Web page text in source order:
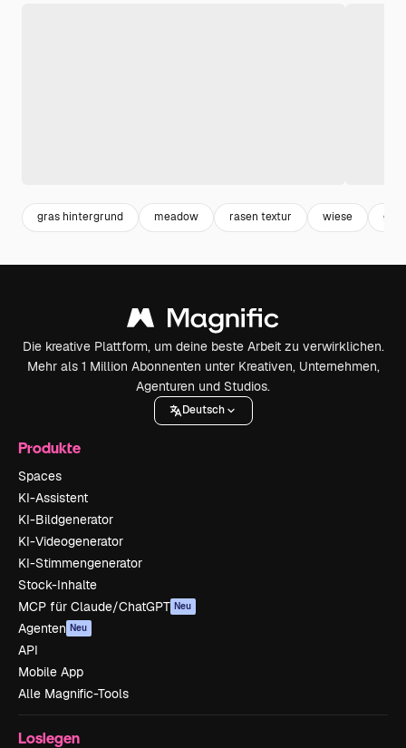
gras hintergrund meadow rasen textur wiese
Die kreative Plattform, um deine beste Arbeit zu verwirklichen.
Mehr als 1 Million Abonnenten unter Kreativen, Unternehmen,
Agenturen und Studios.
Deutsch
Produkte
Spaces
KI-Assistent
KI-Bildgenerator
KI-Videogenerator
KI-Stimmengenerator
Stock-Inhalte
MCP für Claude/ChatGPT Neu
Agenten Neu
API
Mobile App
Alle Magnific-Tools
Loslegen